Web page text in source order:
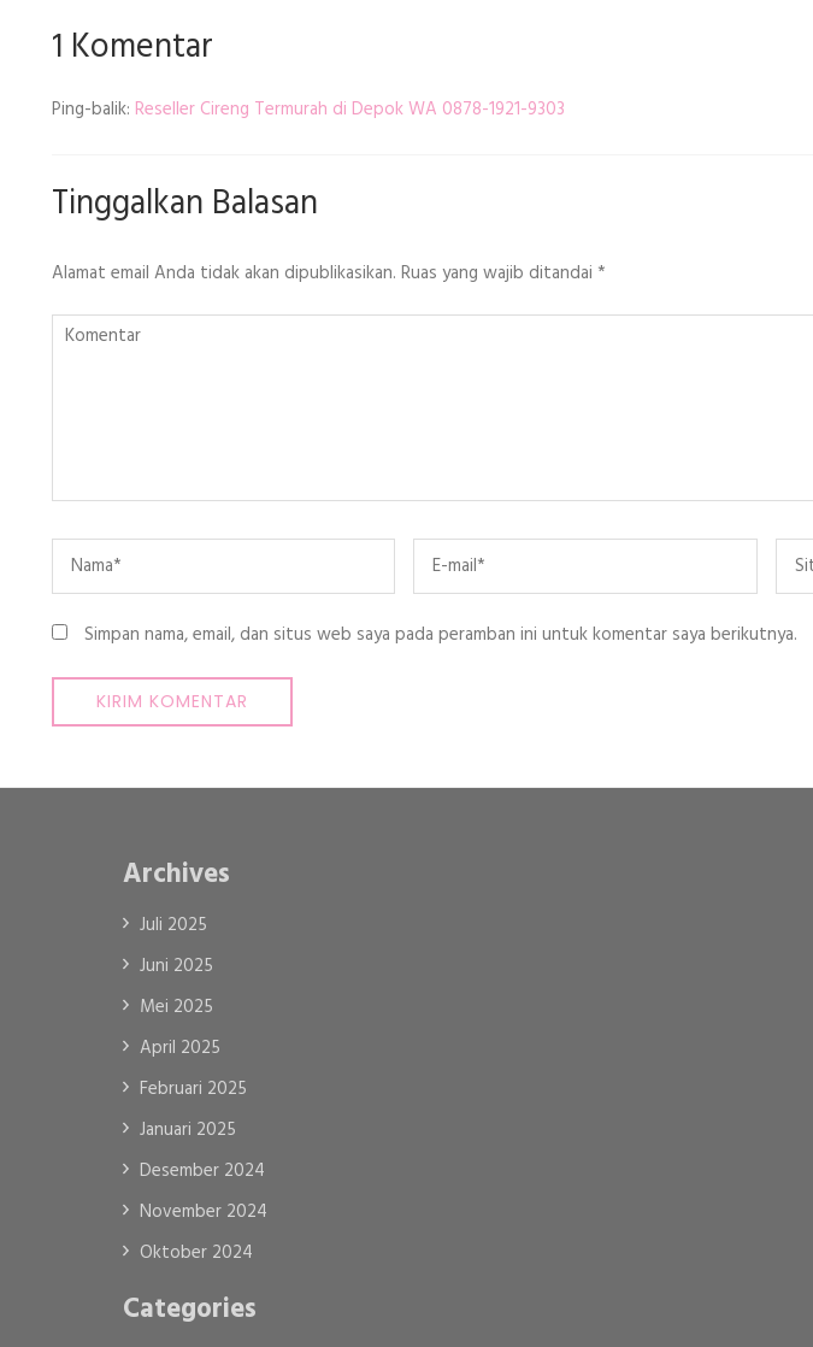
1 Komentar
Ping-balik: Reseller Cireng Termurah di Depok WA 0878-1921-9303
Tinggalkan Balasan
Alamat email Anda tidak akan dipublikasikan. Ruas yang wajib ditandai *
Komentar
Name Email
Situs
Web
Simpan nama, email, dan situs web saya pada peramban ini untuk komentar saya berikutnya.
Archives
Juli 2025
Juni 2025
Mei 2025
April 2025
Februari 2025
Januari 2025
Desember 2024
November 2024
Oktober 2024
Categories